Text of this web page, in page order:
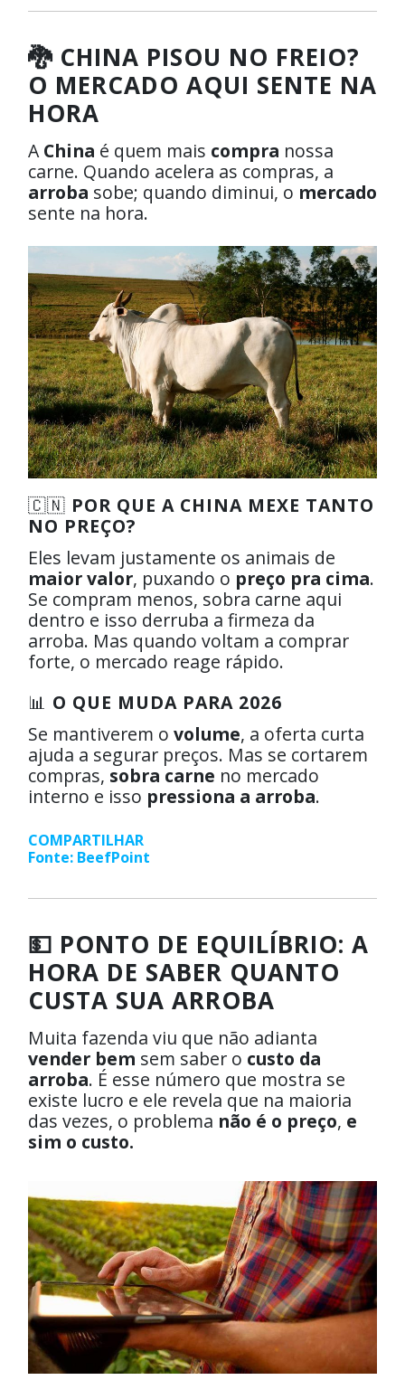
🐉 CHINA PISOU NO FREIO?
O MERCADO AQUI SENTE NA
HORA
AChina é quem mais compra nossa
carne. Quando acelera as compras, a
arroba sobe; quando diminui, o mercado
sente na hora.
🇨🇳 POR QUE A CHINA MEXE TANTO
NO PREÇO?
Eles levam justamente os animais de
maior valor, puxando o preço pra cima.
Se compram menos, sobra carne aqui
dentro e isso derruba a firmeza da
arroba. Mas quando voltam a comprar
forte, o mercado reage rápido.
📊 O QUE MUDA PARA 2026
Se mantiverem o volume, a oferta curta
ajuda a segurar preços. Mas se cortarem
compras, sobra carne no mercado
interno e isso pressiona a arroba.
COMPARTILHAR
Fonte: BeefPoint
💵 PONTO DE EQUILÍBRIO: A
HORA DE SABER QUANTO
CUSTA SUA ARROBA
Muita fazenda viu que não adianta
vender bem sem saber o custo da
arroba. É esse número que mostra se
existe lucro e ele revela que na maioria
das vezes, o problema não é o preço, e
sim o custo.